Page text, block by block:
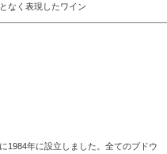
なく表現したワイン
1984年に設立しました。全てのブドウ